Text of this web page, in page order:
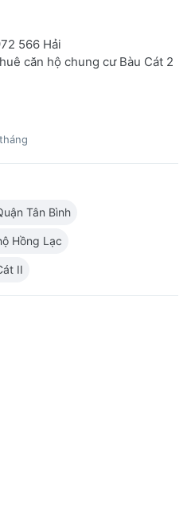
566 Hải
căn hộ chung cư Bàu Cát 2
Tân Bình
Hồng Lạc
II